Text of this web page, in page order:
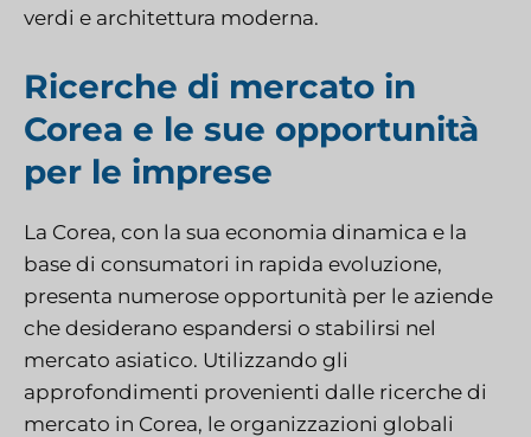
verdi e architettura moderna.
Ricerche di mercato in
Corea e le sue opportunità
per le imprese
La Corea, con la sua economia dinamica e la
base di consumatori in rapida evoluzione,
presenta numerose opportunità per le aziende
che desiderano espandersi o stabilirsi nel
mercato asiatico. Utilizzando gli
approfondimenti provenienti dalle ricerche di
mercato in Corea, le organizzazioni globali